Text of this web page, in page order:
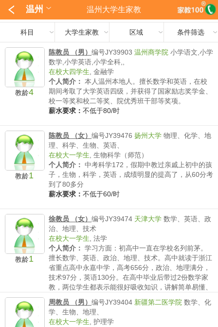
温州 温州大学生家教
科目 大学生家教 区域 条件筛选
教龄4
陈教员 （男） 编号JY39903 温州商学院 小学语文,小学
数学,小学英语,小学全科,,
在校大四学生 金融学
个人简介： 本人温州本地人。擅长数学和英语，在校
期间考取了大学英语四级，并获得了国家励志奖学金、
校一等奖和校二等奖、院优秀班干部等奖项。
薪水要求： 不低于80/时
教龄1
陈教员 （女） 编号JY39476 扬州大学 物理、化学、地
理、科学、生物、英语、
在校大一学生 生物科学（师范）
个人简介： 中考科学172，假期中教过亲戚上初中的孩
子，生物，科学，英语，成绩明显的提高了，从60分考
到了80多分
薪水要求： 不低于60/时
教龄1
徐教员 （女） 编号JY39474 天津大学 数学、英语、政
治、地理、技术
在校大一学生 法学
个人简介： 学习方面：初高中一直在学校名列前茅。
擅长数学、英语、政治、地理、技术。高中就读于浙江
省重点高中永嘉中学，高考656分，政治、地理满分，
技术97分，英语130分。在高中毕业后带过2份数学家
教，两位学生都表示能很好吸收知识，讲解简单易懂、
薪水要求：不低于70/时
周教员 （男） 编号JY39404 新疆第二医学院 数学、化
学、生物、地理、
在校大一学生 护理学